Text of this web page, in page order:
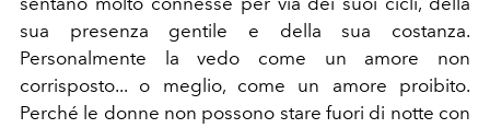
sua presenza gentile e della sua costanza.
Personalmente la vedo come un amore non
corrisposto... o meglio, come un amore proibito.
Perché le donne non possono stare fuori di notte con